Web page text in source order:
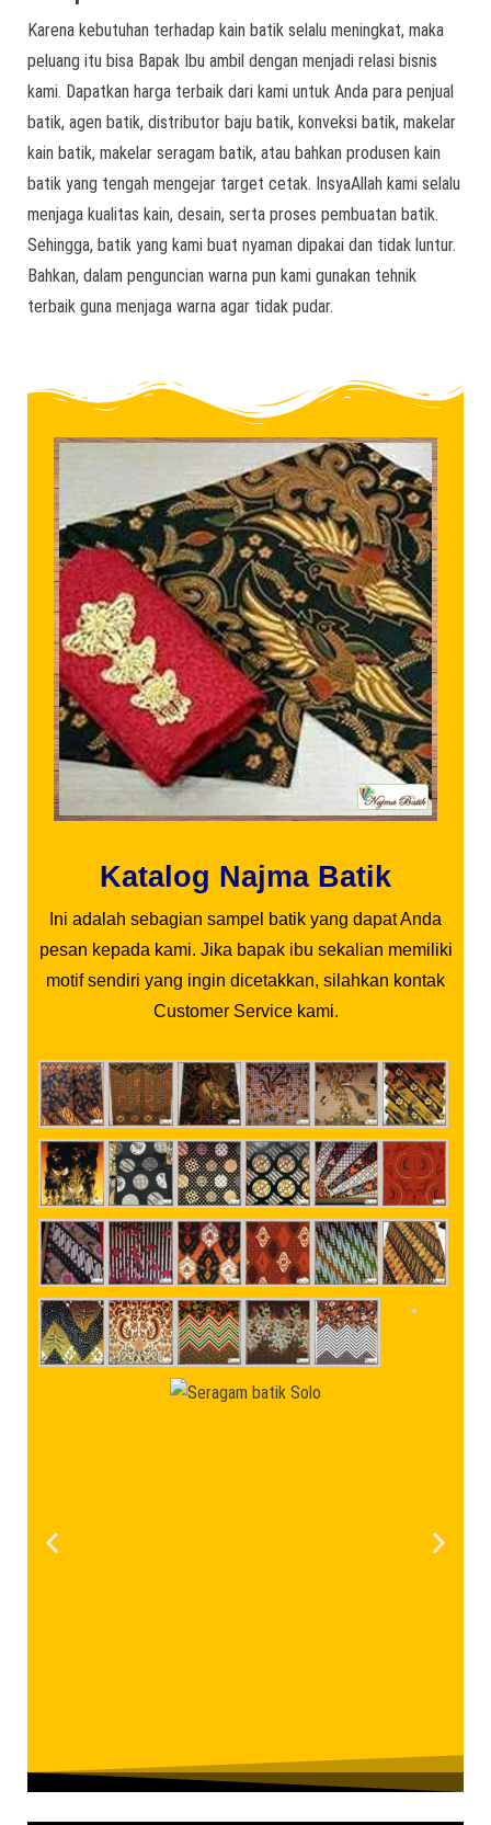
Karena kebutuhan terhadap kain batik selalu meningkat, maka
peluang itu bisa Bapak Ibu ambil dengan menjadi relasi bisnis
kami. Dapatkan harga terbaik dari kami untuk Anda para penjual
batik, agen batik, distributor baju batik, konveksi batik, makelar
kain batik, makelar seragam batik, atau bahkan produsen kain
batik yang tengah mengejar target cetak. InsyaAllah kami selalu
menjaga kualitas kain, desain, serta proses pembuatan batik.
Sehingga, batik yang kami buat nyaman dipakai dan tidak luntur.
Bahkan, dalam penguncian warna pun kami gunakan tehnik
terbaik guna menjaga warna agar tidak pudar.
Katalog Najma Batik
Ini adalah sebagian sampel batik yang dapat Anda
pesan kepada kami. Jika bapak ibu sekalian memiliki
motif sendiri yang ingin dicetakkan, silahkan kontak
Customer Service kami.